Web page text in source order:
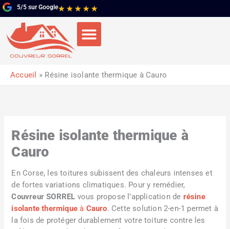
Aller
au
contenu
5/5 sur Google★ ★ ★ ★ ★Noté
5
5
Accueil Résine isolante thermique à Cauro
Résine isolante thermique à
Cauro
En Corse, les toitures subissent des chaleurs intenses et
de fortes variations climatiques. Pour y remédier,
Couvreur SORREL vous propose l’application de résine
isolante thermique à Cauro. Cette solution 2-en-1 permet à
la fois de protéger durablement votre toiture contre les